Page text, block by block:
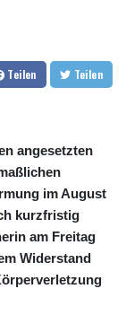
Teilen Teilen
angesetzten
im August
kurzfristig
am Freitag
Widerstand